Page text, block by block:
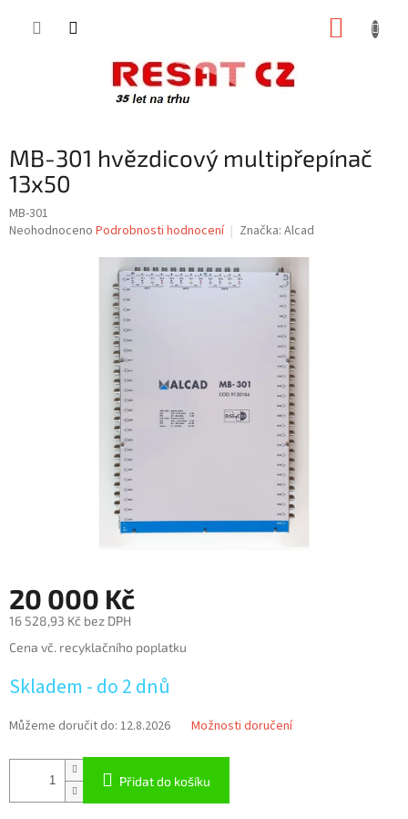
MB-301 hvězdicový multipřepínač
13x50
MB-301
Průměrné
Neohodnoceno Podrobnosti hodnocení Značka: Alcad
20 000 Kč
16 528,93 Kč bez DPH
Měrná
Cena vč. recyklačního poplatku
Skladem - do 2 dnů
Můžeme doručit do: 12.8.2026 Možnosti doručení
Přidat do košíku